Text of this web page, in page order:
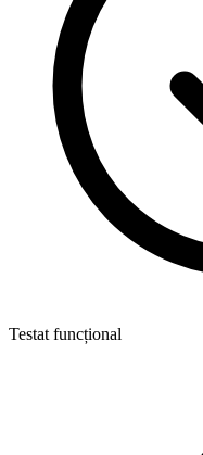
Testat funcțional